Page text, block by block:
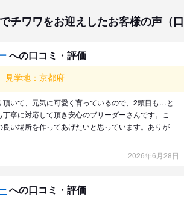
チワワをお迎えしたお客様の声（
への口コミ・評価
見学地：京都府
頂いて、元気に可愛く育っているので、2頭目も…と
寧に対応して頂き安心のブリーダーさんです。こ
い場所を作ってあげたいと思っています。ありが
2026年6月28日
への口コミ・評価